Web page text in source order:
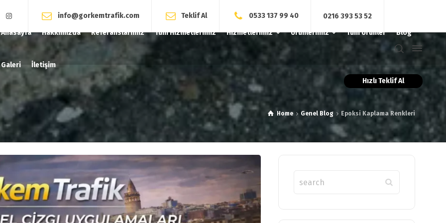
info@gorkemtrafik.com Teklif Al 0533 137 99 40
0216 393 53 52
Anasayfa
Hakkımızda Referanslarımız Tüm Hizmetlerimiz Hizmetlerimiz Ürünlerimiz Tüm Ürünler Blog
Galeri
İletişim
Hızlı Teklif Al
Home Genel Blog Epoksi Kaplama Renkleri